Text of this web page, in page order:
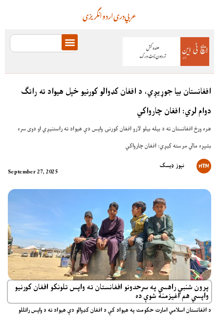
انگریزیاردودریعربي
دوام لري: افغان چارواکي
هره ورځ افغانستان ته د بیله بیلو لارو افغان کورنۍ واپس دې هیواد ته راستنیږي او دوی سره
بشپړه مالي مرسته کیږي: افغان چارواکي
September 27, 2025
نېوز ډیسک
پرون شنبې راهسي په سرحدونو افغانستان ته واپس تلونکو افغان کورنیو
واپسي هم اغیزمنه شوې ده
د افغانستان اسلامي امارت حکومت په هیواد کې د افغان کډوالو دې هیواد ته د واپس راتللو